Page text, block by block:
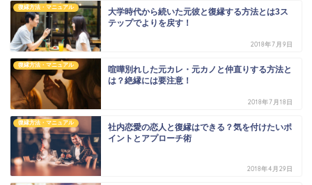
復縁方法・マニュアル
大学時代から続いた元彼と復縁する方法とは3ス
テップでよりを戻す！
2018年7月9日
復縁方法・マニュアル
喧嘩別れした元カレ・元カノと仲直りする方法と
は？絶縁には要注意！
2018年7月18日
復縁方法・マニュアル
社内恋愛の恋人と復縁はできる？気を付けたいポ
イントとアプローチ術
2018年4月29日